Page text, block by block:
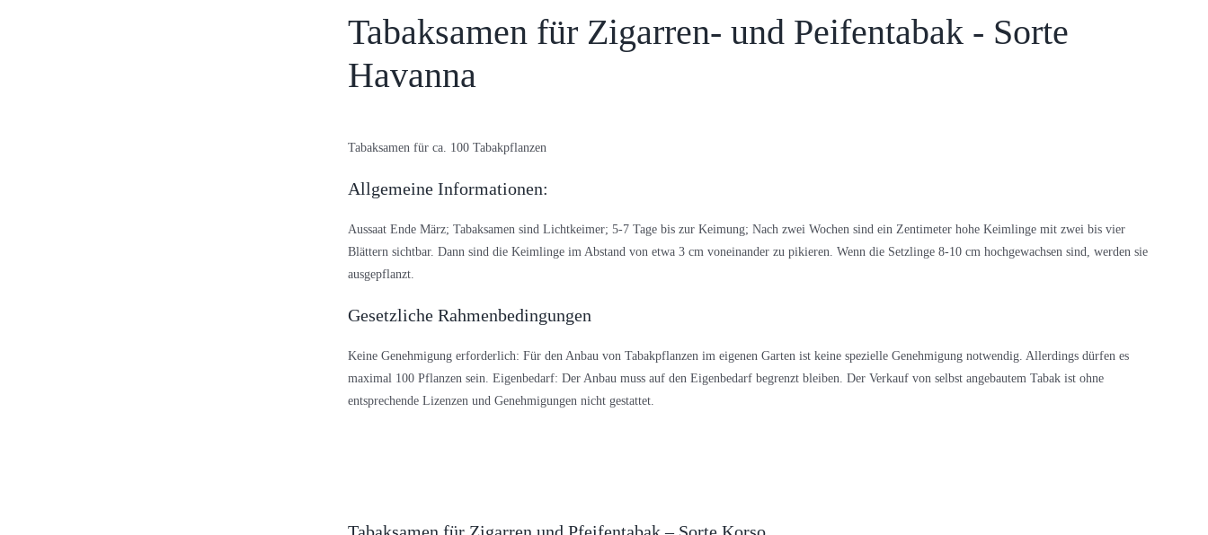
Tabaksamen für Zigarren- und Peifentabak - Sorte
Havanna
Tabaksamen für ca. 100 Tabakpflanzen
Allgemeine Informationen:
Aussaat Ende März; Tabaksamen sind Lichtkeimer; 5-7 Tage bis zur Keimung; Nach zwei Wochen sind ein Zentimeter hohe Keimlinge mit zwei bis vier
Blättern sichtbar. Dann sind die Keimlinge im Abstand von etwa 3 cm voneinander zu pikieren. Wenn die Setzlinge 8-10 cm hochgewachsen sind, werden sie
ausgepflanzt.
Gesetzliche Rahmenbedingungen
Keine Genehmigung erforderlich: Für den Anbau von Tabakpflanzen im eigenen Garten ist keine spezielle Genehmigung notwendig. Allerdings dürfen es
maximal 100 Pflanzen sein. Eigenbedarf: Der Anbau muss auf den Eigenbedarf begrenzt bleiben. Der Verkauf von selbst angebautem Tabak ist ohne
entsprechende Lizenzen und Genehmigungen nicht gestattet.